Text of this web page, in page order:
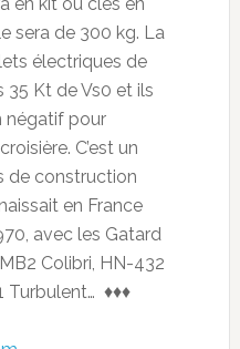
sera de 300 kg. La
électriques de
35 Kt de Vs0 et ils
négatif pour
C’est un
de construction
en France
avec les Gatard
Colibri, HN-432
Turbulent… ♦♦♦